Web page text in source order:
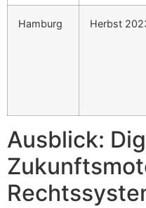
Hamburg Herbst
Ausblick: